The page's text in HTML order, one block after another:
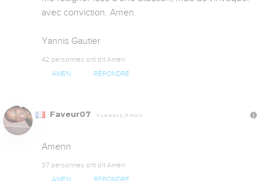
avec conviction. Amen.
Yannis Gautier
42 personnes ont dit Amen
AMEN RÉPONDRE
Faveur07 Il y a 8 ans, 11 mois
Amenn
37 personnes ont dit Amen